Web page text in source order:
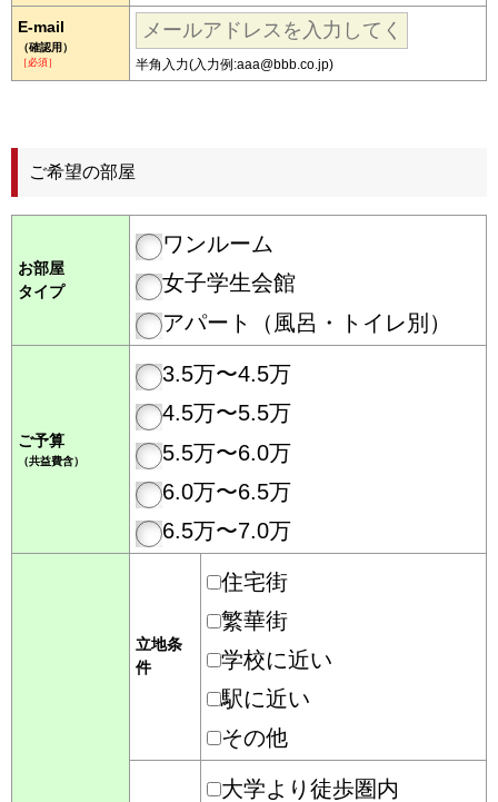
E-mail
（確認用）
［必須］ 半角入力(入力例:aaa@bbb.co.jp)
ご希望の部屋
お部屋
タイプ
ワンルーム
女子学生会館
アパート（風呂・トイレ別）
ご予算
（共益費含）
3.5万〜4.5万
4.5万〜5.5万
5.5万〜6.0万
6.0万〜6.5万
6.5万〜7.0万
立地条
件
住宅街
繁華街
学校に近い
駅に近い
その他
大学より徒歩圏内